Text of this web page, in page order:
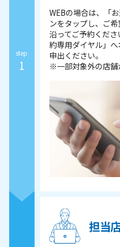
step
1
WEBの場合は、「
ンをタップし、ご
沿ってご予約くださ
約専用ダイヤル」
申出ください。
※一部対象外の店舗
担当